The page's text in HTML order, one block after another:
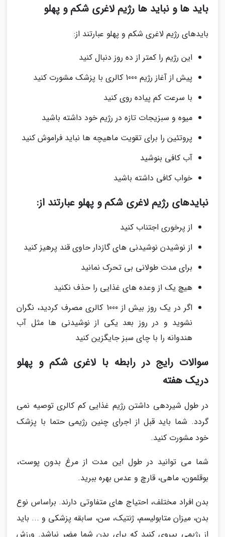
باید ها و نباید ها رژیم لاغری شکم و پهلو
بایدهای رژیم لاغری شکم و پهلو عبارتند از:
این رژیم را کمتر از ده روز دنبال کنید
پیش از آغاز رژیم 1000 کالری با پزشک مشورت کنید
با سرعت کم پیاده روی کنید
میوه و سبزیجات تازه در رژیم خود داشته باشید
پروتئین را برای تقویت ماهیچه ها نباید فراموش کنید
آب کافی بنوشید
خواب کافی داشته باشید
نبایدهای رژیم لاغری شکم و پهلو عبارتند از:
از پرخوری اجتناب کنید
از نوشیدن نوشیدنی های گازدار حاوی قند پرهیز کنید
برای مدت طولانی بی تحرک نمانید
هیچ یک از وعده های غذایی را حذف نکنید
اگر در یک روز بیش از 1000 کالری مصرف کردید، نگران
نشوید و در روز بعد یکی از نوشیدنی ها مثل آب
هندوانه را با چای سبز جایگزین کنید
سوالات رایج در رابطه با لاغری شکم و پهلو
دریک هفته
در طول شیردهی داشتن رژیم غذایی کم کالری توصیه نمی
گردد. شما باید قبل از اجرای چنین رژیمی حتما با پزشک
خود مشورت کنید.
شما می توانید در طول این مدت از مرغ بدون پوست،
بوقلمون، ماهی، قارچ و عدس بهره ببرید.
بدن افراد مختلف، احتیاج های متفاوتی دارند. براساس نوع
بدن، میزان متابولیسم، ژنتیک، سن، سابقه پزشکی و ... باید
از رژیمی پیروی کنید که برای بدن شما مضر نباشد. ورزش